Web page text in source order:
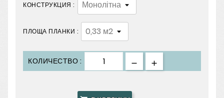
КОНСТРУКЦИЯ :
ПЛОЩА ПЛАНКИ :
КОЛИЧЕСТВО :